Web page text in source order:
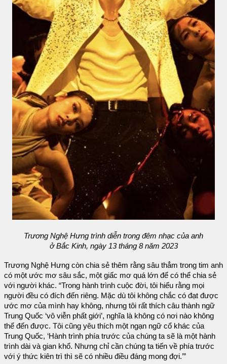
Trương Nghệ Hưng trình diễn trong đêm nhạc của anh
ở Bắc Kinh, ngày 13 tháng 8 năm 2023
Trương Nghệ Hưng còn chia sẻ thêm rằng sâu thẳm trong tim anh
có một ước mơ sâu sắc, một giấc mơ quá lớn để có thể chia sẻ
với người khác. “Trong hành trình cuộc đời, tôi hiểu rằng mọi
người đều có đích đến riêng. Mặc dù tôi không chắc có đạt được
ước mơ của mình hay không, nhưng tôi rất thích câu thành ngữ
Trung Quốc ‘vô viễn phất giới’, nghĩa là không có nơi nào không
thể đến được. Tôi cũng yêu thích một ngạn ngữ cổ khác của
Trung Quốc, ‘Hành trình phía trước của chúng ta sẽ là một hành
trình dài và gian khổ. Nhưng chỉ cần chúng ta tiến về phía trước
với ý thức kiên trì thì sẽ có nhiều điều đáng mong đợi.’”